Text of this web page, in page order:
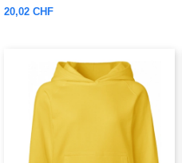
20,02 CHF